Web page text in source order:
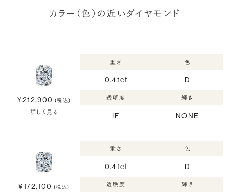
カラー（色）の近いダイヤモンド
¥212,900 (税込)
詳しく見る
重さ
0.41ct
色
D
透明度
IF
輝き
NONE
¥172,100 (税込)
重さ
0.41ct
色
D
透明度 輝き